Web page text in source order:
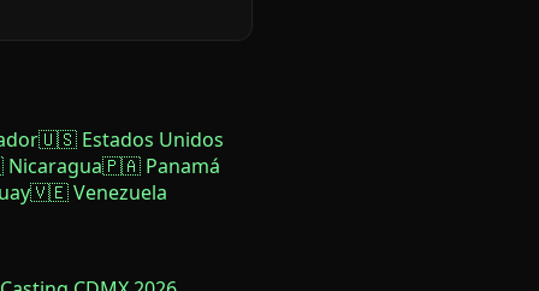
🇺🇸 Estados Unidos
🇵🇦 Panamá
🇻🇪 Venezuela